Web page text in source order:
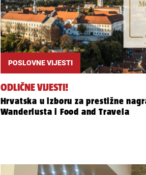
POSLOVNE VIJESTI
ODLIČNE VIJESTI!
Hrvatska u izboru za prestižne
Wanderlusta i Food and Travela